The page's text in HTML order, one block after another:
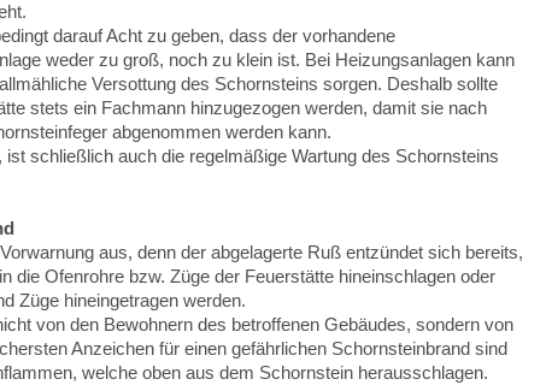
darauf Acht zu geben, dass der vorhandene
weder zu groß, noch zu klein ist. Bei Heizungsanlagen kann
Versottung des Schornsteins sorgen. Deshalb sollte
stets ein Fachmann hinzugezogen werden, damit sie nach
abgenommen werden kann.
schließlich auch die regelmäßige Wartung des Schornsteins
aus, denn der abgelagerte Ruß entzündet sich bereits,
die Ofenrohre bzw. Züge der Feuerstätte hineinschlagen oder
Züge hineingetragen werden.
von den Bewohnern des betroffenen Gebäudes, sondern von
Anzeichen für einen gefährlichen Schornsteinbrand sind
welche oben aus dem Schornstein herausschlagen.